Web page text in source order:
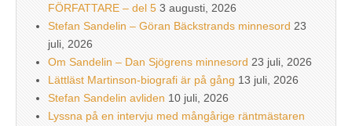
FÖRFATTARE – del 5 3 augusti, 2026
Stefan Sandelin – Göran Bäckstrands minnesord 23
juli, 2026
Om Sandelin – Dan Sjögrens minnesord 23 juli, 2026
Lättläst Martinson-biografi är på gång 13 juli, 2026
Stefan Sandelin avliden 10 juli, 2026
Lyssna på en intervju med mångårige räntmästaren